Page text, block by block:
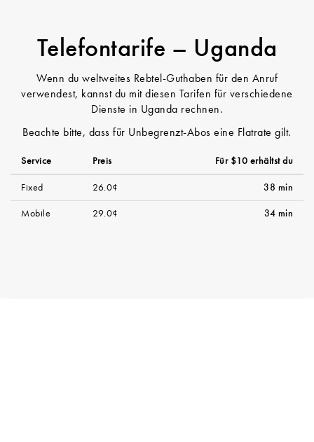
Telefontarife – Uganda
Wenn du weltweites Rebtel-Guthaben für den Anruf
verwendest, kannst du mit diesen Tarifen für verschiedene
Dienste in Uganda rechnen.
Beachte bitte, dass für Unbegrenzt-Abos eine Flatrate gilt.
Service Preis Für $10 erhältst du
Fixed 26.0¢ 38 min
Mobile 29.0¢ 34 min